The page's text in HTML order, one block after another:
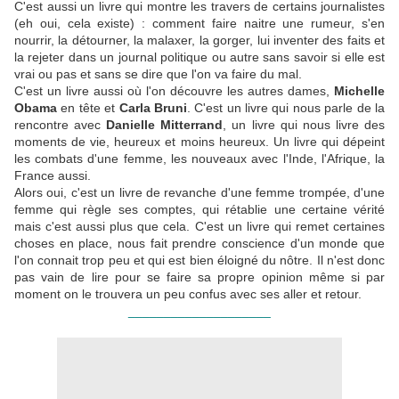
C'est aussi un livre qui montre les travers de certains journalistes
(eh oui, cela existe) : comment faire naitre une rumeur, s'en
nourrir, la détourner, la malaxer, la gorger, lui inventer des faits et
la rejeter dans un journal politique ou autre sans savoir si elle est
vrai ou pas et sans se dire que l'on va faire du mal.
C'est un livre aussi où l'on découvre les autres dames, Michelle
Obama en tête et Carla Bruni . C'est un livre qui nous parle de la
rencontre avec Danielle Mitterrand , un livre qui nous livre des
moments de vie, heureux et moins heureux. Un livre qui dépeint
les combats d'une femme, les nouveaux avec l'Inde, l'Afrique, la
France aussi.
Alors oui, c'est un livre de revanche d'une femme trompée, d'une
femme qui règle ses comptes, qui rétablie une certaine vérité
mais c'est aussi plus que cela. C'est un livre qui remet certaines
choses en place, nous fait prendre conscience d'un monde que
l'on connait trop peu et qui est bien éloigné du nôtre. Il n'est donc
pas vain de lire pour se faire sa propre opinion même si par
moment on le trouvera un peu confus avec ses aller et retour.